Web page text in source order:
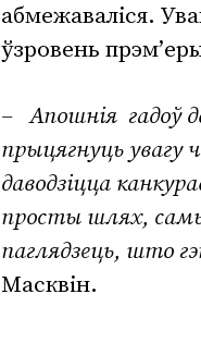
абмежаваліся.
ўзровень
– Апошнія гадоў
прыцягнуць
даводзіцца
просты шлях,
паглядзець, што
Масквін.